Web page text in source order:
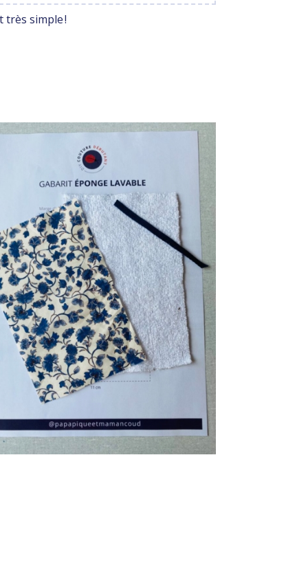
très simple !